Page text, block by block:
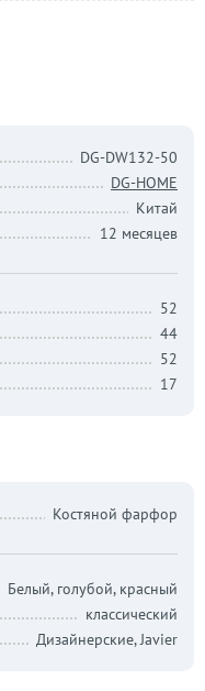
DG-DW132-50
DG-HOME
Китай
12 месяцев
52
44
52
17
Костяной фарфор
Белый, голубой, красный
классический
Дизайнерские, Javier